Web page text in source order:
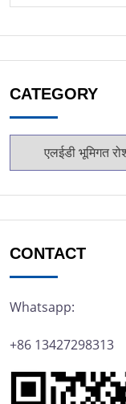
CATEGORY
CONTACT
Whatsapp:
+86 13427298313